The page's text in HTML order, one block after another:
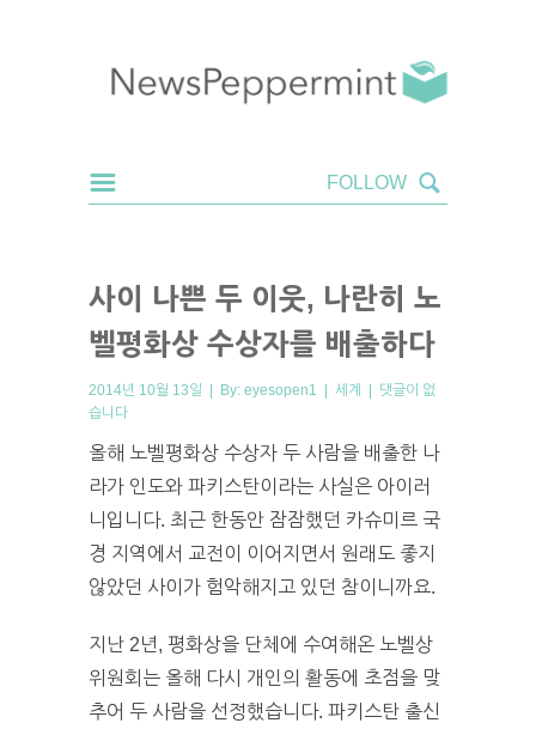
사이 나쁜 두 이웃, 나란히 노
벨평화상 수상자를 배출하다
2014년 10월 13일 | By: eyesopen1 | 세계 | 댓글이 없
습니다
올해 노벨평화상 수상자 두 사람을 배출한 나
라가 인도와 파키스탄이라는 사실은 아이러
니입니다. 최근 한동안 잠잠했던 카슈미르 국
경 지역에서 교전이 이어지면서 원래도 좋지
않았던 사이가 험악해지고 있던 참이니까요.
지난 2년, 평화상을 단체에 수여해온 노벨상
위원회는 올해 다시 개인의 활동에 초점을 맞
추어 두 사람을 선정했습니다. 파키스탄 출신